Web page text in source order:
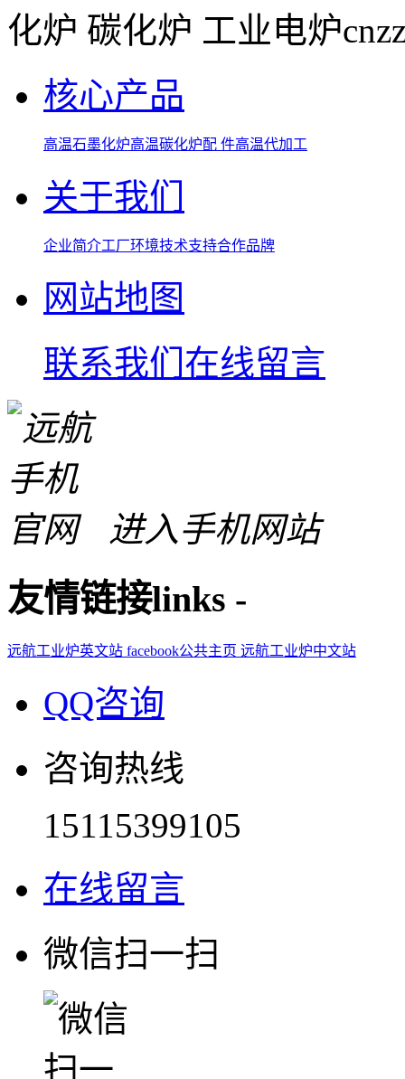
化炉 碳化炉 工业电炉
核心产品
高温石墨化炉高温碳化炉配 件高温代加工
关于我们
企业简介工厂环境技术支持合作品牌
网站地图
联系我们 在线留言
进入手机网站
友情链接links -
远航工业炉英文站 facebook公共主页 远航工业炉中文站
QQ咨询
咨询热线
15115399105
在线留言
微信扫一扫